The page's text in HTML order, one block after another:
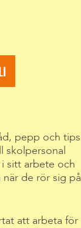
pepp och tips
skolpersonal
sitt arbete och
de rör sig på
att arbeta för